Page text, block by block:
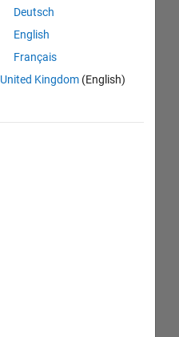
Deutsch
English
Français
United Kingdom(English)